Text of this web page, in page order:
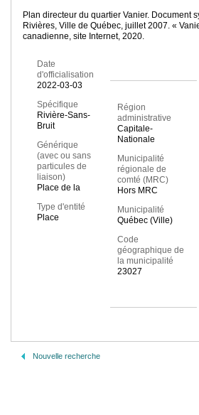
Plan directeur du quartier Vanier. Document
Rivières, Ville de Québec, juillet 2007. «
canadienne, site Internet, 2020.
Date
d'officialisation
2022-03-03
Spécifique
Rivière-Sans-
Bruit
Générique
(avec ou sans
particules de
liaison)
Place de la
Type d'entité
Place
Région
administrative
Capitale-
Nationale
Municipalité
régionale de
comté (MRC)
Hors MRC
Municipalité
Québec (Ville)
Code
géographique de
la municipalité
23027
Nouvelle recherche